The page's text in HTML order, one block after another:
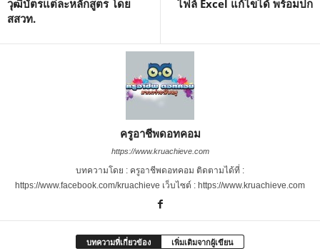
วุฒิบัตรแต่ละหลักสูตร โดย
สสวท.
ไฟล์ Excel แก้ไขได้ พร้อมปก
ครูอาชีพดอทคอม
https://www.kruachieve.com
บทความโดย : ครูอาชีพดอทคอม ติดตามได้ที่ :
https://www.facebook.com/kruachieve เว็บไซต์ : https://www.kruachieve.com
บทความที่เกี่ยวข้อง เพิ่มเติมจากผู้เขียน